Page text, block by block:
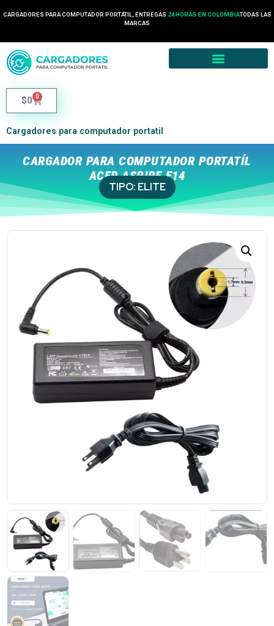
CARGADORES PARA COMPUTADOR PORTÁTIL, ENTREGAS 24 HORAS EN COLOMBIATODAS LAS
MARCAS
$0 0
Cargadores para computador portatil
CARGADOR PARA COMPUTADOR PORTATÍL
ACER ASPIRE E14
TIPO: ELITE